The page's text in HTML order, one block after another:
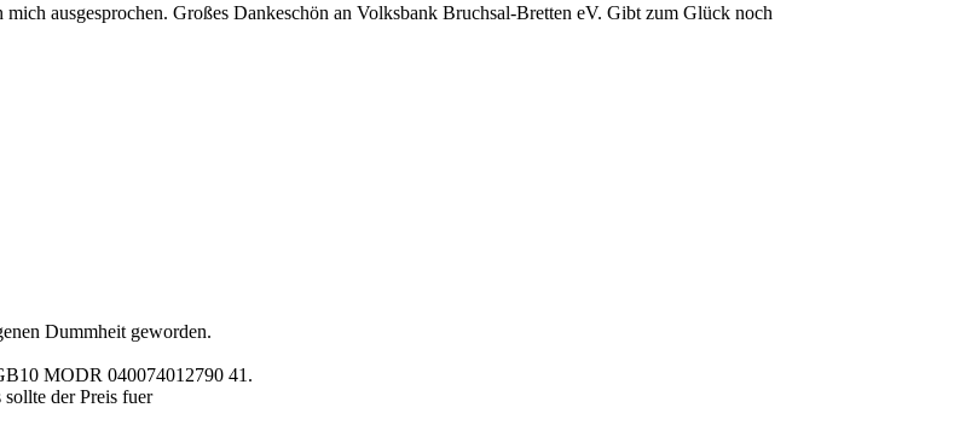
ausgesprochen. Großes Dankeschön an Volksbank Bruchsal-Bretten eV. Gibt zum Glück noch
Dummheit geworden.
MODR 040074012790 41.
der Preis fuer